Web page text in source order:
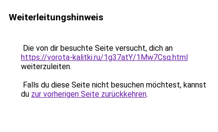
Weiterleitungshinweis
Die von dir besuchte Seite versucht, dich an
https://vorota-kalitki.ru/1g37atY/1Mw7Csq.html
weiterzuleiten.
Falls du diese Seite nicht besuchen möchtest, kannst
du zur vorherigen Seite zurückkehren.